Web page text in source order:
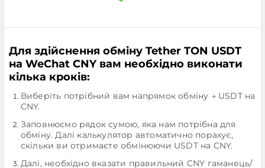
Для здійснення обміну Tether TON USDT
на WeChat CNY вам необхідно виконати
кілька кроків:
Виберіть потрібний вам напрямок обміну → USDT на
CNY.
Заповнюємо рядок сумою, яка нам потрібна для
обміну. Далі калькулятор автоматично порахує,
скільки ви отримаєте обмінюючи USDT на CNY.
Далі, необхідно вказати правильний CNY гаманець/